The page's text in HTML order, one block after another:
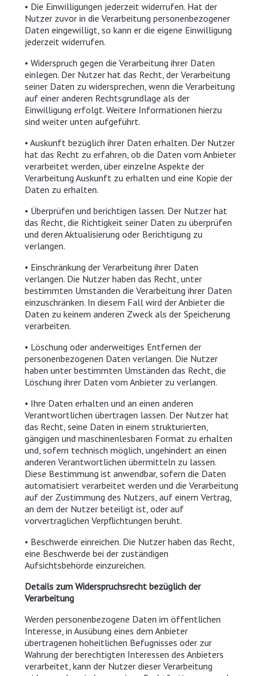
• Die Einwilligungen jederzeit widerrufen. Hat der
Nutzer zuvor in die Verarbeitung personenbezogener
Daten eingewilligt, so kann er die eigene Einwilligung
jederzeit widerrufen.
• Widerspruch gegen die Verarbeitung ihrer Daten
einlegen. Der Nutzer hat das Recht, der Verarbeitung
seiner Daten zu widersprechen, wenn die Verarbeitung
auf einer anderen Rechtsgrundlage als der
Einwilligung erfolgt. Weitere Informationen hierzu
sind weiter unten aufgeführt.
• Auskunft bezüglich ihrer Daten erhalten. Der Nutzer
hat das Recht zu erfahren, ob die Daten vom Anbieter
verarbeitet werden, über einzelne Aspekte der
Verarbeitung Auskunft zu erhalten und eine Kopie der
Daten zu erhalten.
• Überprüfen und berichtigen lassen. Der Nutzer hat
das Recht, die Richtigkeit seiner Daten zu überprüfen
und deren Aktualisierung oder Berichtigung zu
verlangen.
• Einschränkung der Verarbeitung ihrer Daten
verlangen. Die Nutzer haben das Recht, unter
bestimmten Umständen die Verarbeitung ihrer Daten
einzuschränken. In diesem Fall wird der Anbieter die
Daten zu keinem anderen Zweck als der Speicherung
verarbeiten.
• Löschung oder anderweitiges Entfernen der
personenbezogenen Daten verlangen. Die Nutzer
haben unter bestimmten Umständen das Recht, die
Löschung ihrer Daten vom Anbieter zu verlangen.
• Ihre Daten erhalten und an einen anderen
Verantwortlichen übertragen lassen. Der Nutzer hat
das Recht, seine Daten in einem strukturierten,
gängigen und maschinenlesbaren Format zu erhalten
und, sofern technisch möglich, ungehindert an einen
anderen Verantwortlichen übermitteln zu lassen.
Diese Bestimmung ist anwendbar, sofern die Daten
automatisiert verarbeitet werden und die Verarbeitung
auf der Zustimmung des Nutzers, auf einem Vertrag,
an dem der Nutzer beteiligt ist, oder auf
vorvertraglichen Verpflichtungen beruht.
• Beschwerde einreichen. Die Nutzer haben das Recht,
eine Beschwerde bei der zuständigen
Aufsichtsbehörde einzureichen.
Details zum Widerspruchsrecht bezüglich der
Verarbeitung
Werden personenbezogene Daten im öffentlichen
Interesse, in Ausübung eines dem Anbieter
übertragenen hoheitlichen Befugnisses oder zur
Wahrung der berechtigten Interessen des Anbieters
verarbeitet, kann der Nutzer dieser Verarbeitung